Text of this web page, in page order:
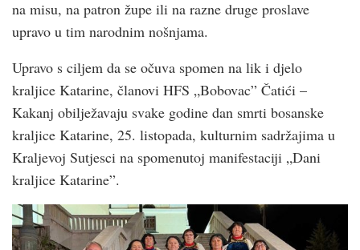
na misu, na patron župe ili na razne druge proslave
upravo u tim narodnim nošnjama.
Upravo s ciljem da se očuva spomen na lik i djelo
kraljice Katarine, članovi HFS „Bobovac” Čatići –
Kakanj obilježavaju svake godine dan smrti bosanske
kraljice Katarine, 25. listopada, kulturnim sadržajima u
Kraljevoj Sutjesci na spomenutoj manifestaciji „Dani
kraljice Katarine”.